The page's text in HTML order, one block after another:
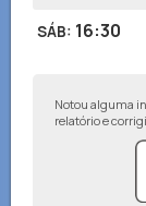
SÁB: 16:30
Notou alguma
relatório e